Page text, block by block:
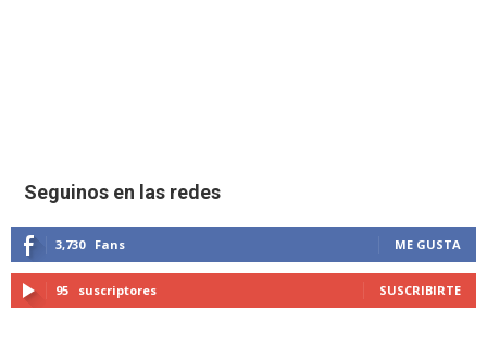
Seguinos en las redes
3,730 Fans ME GUSTA
95 suscriptores SUSCRIBIRTE